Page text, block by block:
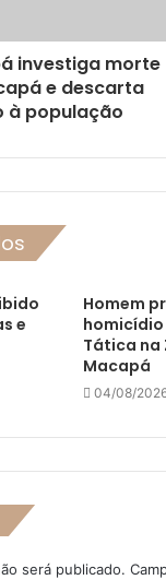
investiga morte
e descarta
à população
e
Homem
homicídio
Tática na
Macapá
04/08/
será publicado.